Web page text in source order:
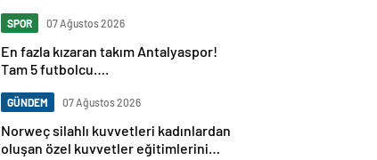
SPOR 07 Ağustos 2026
En fazla kızaran takım Antalyaspor!
Tam 5 futbolcu….
GÜNDEM 07 Ağustos 2026
Norweç silahlı kuvvetleri kadınlardan
oluşan özel kuvvetler eğitimlerini